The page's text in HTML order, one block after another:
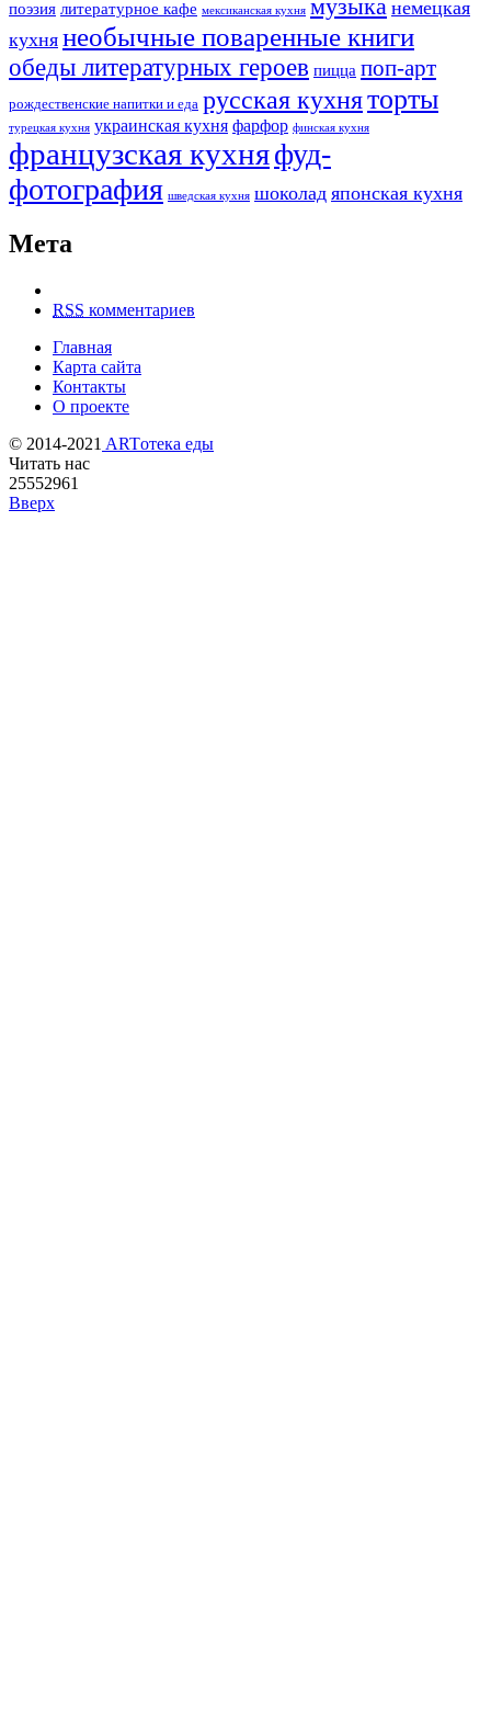
поэзия литературное кафе мексиканская кухня музыка немецкая
кухня необычные поваренные книги
обеды литературных героев пицца поп-арт
рождественские напитки и еда русская кухняторты
турецкая кухня украинская кухня фарфор финская кухня
французская кухняфуд-
фотография шведская кухня шоколад японская кухня
Мета
RSS комментариев
Главная
Карта сайта
Контакты
О проекте
© 2014-2021 ARTотека еды
Читать нас
25552961
Вверх